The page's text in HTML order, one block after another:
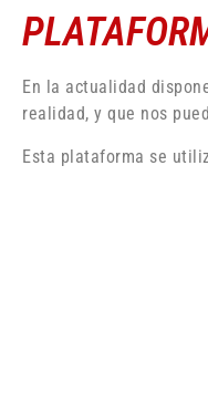
En la actualidad
realidad, y que nos
Esta plataforma se